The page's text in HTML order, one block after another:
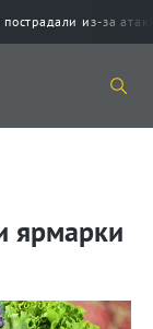
пострадали из-за
ярмарки